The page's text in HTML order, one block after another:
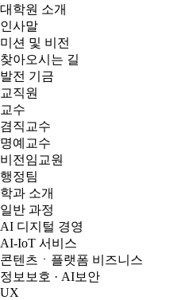
대학원 소개
인사말
미션 및 비전
찾아오시는 길
발전 기금
교직원
교수
겸직교수
명예교수
비전임교원
행정팀
학과 소개
일반 과정
AI 디지털 경영
AI-IoT 서비스
콘텐츠ㆍ플랫폼 비즈니스
정보보호 · AI보안
UX